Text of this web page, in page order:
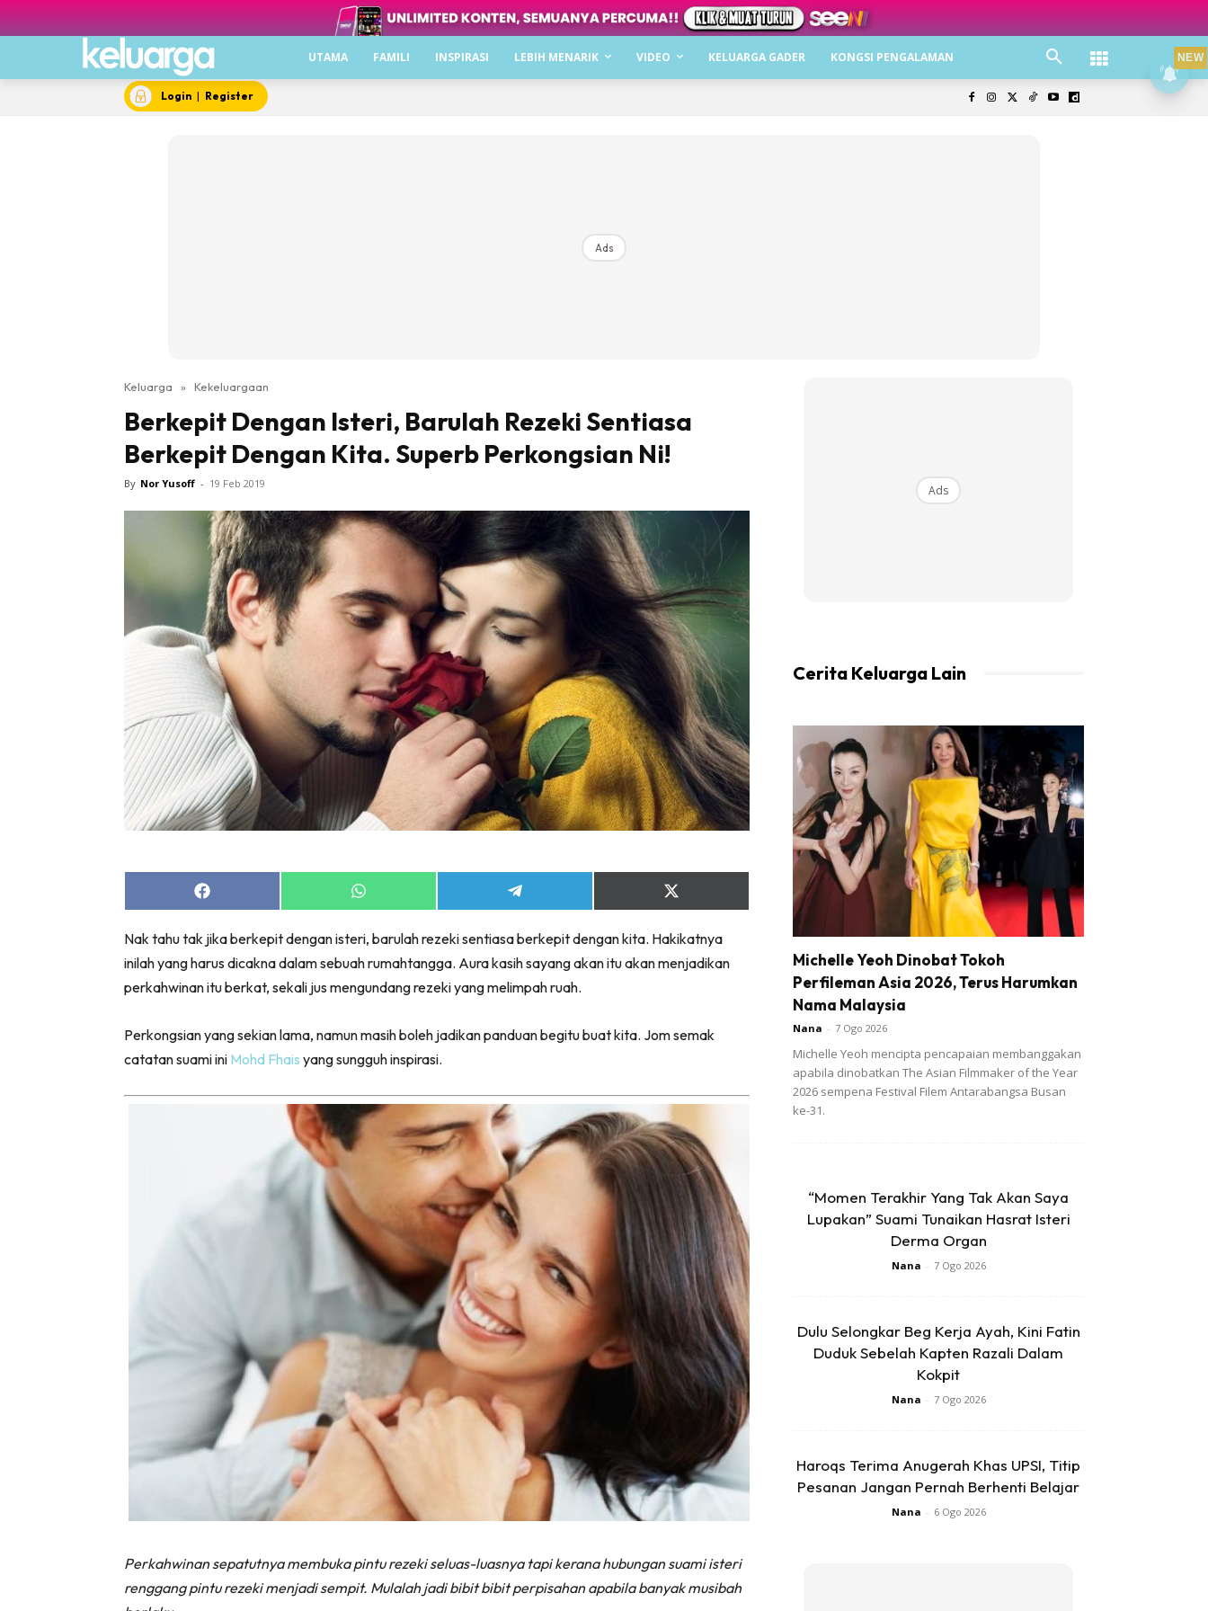
UTAMA FAMILI INSPIRASI LEBIH MENARIK VIDEO KELUARGA GADER KONGSI PENGALAMAN
Login | Register
Ads
Keluarga » Kekeluargaan
Berkepit Dengan Isteri, Barulah Rezeki Sentiasa
Berkepit Dengan Kita. Superb Perkongsian Ni!
By Nor Yusoff - 19 Feb 2019
Share
on
Share
on
Share
on
Share
on
(Twitter)
Nak tahu tak jika berkepit dengan isteri, barulah rezeki sentiasa berkepit dengan kita. Hakikatnya
inilah yang harus dicakna dalam sebuah rumahtangga. Aura kasih sayang akan itu akan menjadikan
perkahwinan itu berkat, sekali jus mengundang rezeki yang melimpah ruah.
Perkongsian yang sekian lama, namun masih boleh jadikan panduan begitu buat kita. Jom semak
catatan suami ini Mohd Fhais yang sungguh inspirasi.
Perkahwinan sepatutnya membuka pintu rezeki seluas-luasnya tapi kerana hubungan suami isteri
renggang pintu rezeki menjadi sempit. Mulalah jadi bibit bibit perpisahan apabila banyak musibah
Ads
Cerita Keluarga Lain
Michelle Yeoh Dinobat Tokoh
Perfileman Asia 2026, Terus Harumkan
Nama Malaysia
Nana - 7 Ogo 2026
Michelle Yeoh mencipta pencapaian membanggakan
apabila dinobatkan The Asian Filmmaker of the Year
2026 sempena Festival Filem Antarabangsa Busan
ke-31.
“Momen Terakhir Yang Tak Akan Saya
Lupakan” Suami Tunaikan Hasrat Isteri
Derma Organ
Nana - 7 Ogo 2026
Dulu Selongkar Beg Kerja Ayah, Kini Fatin
Duduk Sebelah Kapten Razali Dalam
Kokpit
Nana - 7 Ogo 2026
Haroqs Terima Anugerah Khas UPSI, Titip
Pesanan Jangan Pernah Berhenti Belajar
Nana - 6 Ogo 2026
NEW